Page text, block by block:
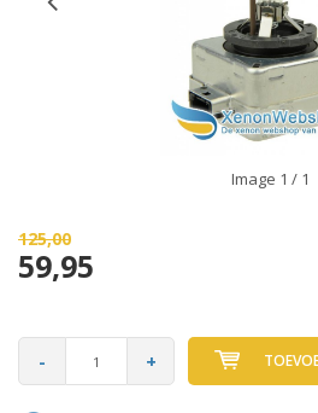
Image 1 / 1
125,00
59,95
- +